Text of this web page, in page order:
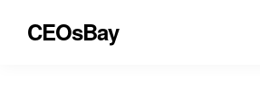
CEOsBay